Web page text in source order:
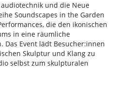
und die Neue
Soundscapes in the Garden
die den ikonischen
in eine räumliche
Das Event lädt Besucher:innen
Skulptur und Klang zu
selbst zum skulpturalen